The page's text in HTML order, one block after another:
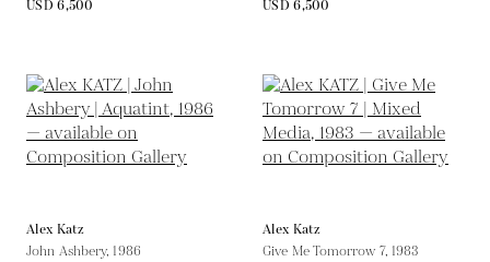
USD 6,500
USD 6,500
Alex Katz
John Ashbery,1986
Alex Katz
Give Me Tomorrow 7, 1983